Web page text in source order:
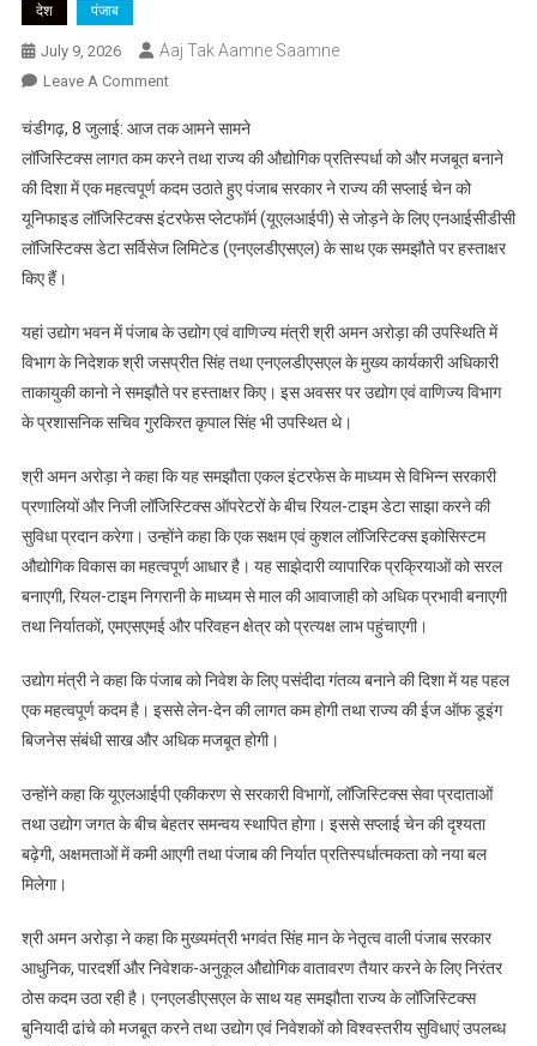
देश पंजाब
July 9, 2026 Aaj Tak Aamne Saamne
Leave A CommentOn
डिजिटलीकरण
और
औद्योगिक
प्रतिस्पर्धा
को
के
लिए
पंजाब
ने
एनएलडीएसएल
के
साथ
किया
चंडीगढ़, 8 जुलाई: आज तक आमने सामने
लॉजिस्टिक्स लागत कम करने तथा राज्य की औद्योगिक प्रतिस्पर्धा को और मजबूत बनाने
की दिशा में एक महत्वपूर्ण कदम उठाते हुए पंजाब सरकार ने राज्य की सप्लाई चेन को
यूनिफाइड लॉजिस्टिक्स इंटरफेस प्लेटफॉर्म (यूएलआईपी) से जोड़ने के लिए एनआईसीडीसी
लॉजिस्टिक्स डेटा सर्विसेज लिमिटेड (एनएलडीएसएल) के साथ एक समझौते पर हस्ताक्षर
किए हैं।
यहां उद्योग भवन में पंजाब के उद्योग एवं वाणिज्य मंत्री श्री अमन अरोड़ा की उपस्थिति में
विभाग के निदेशक श्री जसप्रीत सिंह तथा एनएलडीएसएल के मुख्य कार्यकारी अधिकारी
ताकायुकी कानो ने समझौते पर हस्ताक्षर किए। इस अवसर पर उद्योग एवं वाणिज्य विभाग
के प्रशासनिक सचिव गुरकिरत कृपाल सिंह भी उपस्थित थे।
श्री अमन अरोड़ा ने कहा कि यह समझौता एकल इंटरफेस के माध्यम से विभिन्न सरकारी
प्रणालियों और निजी लॉजिस्टिक्स ऑपरेटरों के बीच रियल-टाइम डेटा साझा करने की
सुविधा प्रदान करेगा। उन्होंने कहा कि एक सक्षम एवं कुशल लॉजिस्टिक्स इकोसिस्टम
औद्योगिक विकास का महत्वपूर्ण आधार है। यह साझेदारी व्यापारिक प्रक्रियाओं को सरल
बनाएगी, रियल-टाइम निगरानी के माध्यम से माल की आवाजाही को अधिक प्रभावी बनाएगी
तथा निर्यातकों, एमएसएमई और परिवहन क्षेत्र को प्रत्यक्ष लाभ पहुंचाएगी।
उद्योग मंत्री ने कहा कि पंजाब को निवेश के लिए पसंदीदा गंतव्य बनाने की दिशा में यह पहल
एक महत्वपूर्ण कदम है। इससे लेन-देन की लागत कम होगी तथा राज्य की ईज ऑफ डूइंग
बिजनेस संबंधी साख और अधिक मजबूत होगी।
उन्होंने कहा कि यूएलआईपी एकीकरण से सरकारी विभागों, लॉजिस्टिक्स सेवा प्रदाताओं
तथा उद्योग जगत के बीच बेहतर समन्वय स्थापित होगा। इससे सप्लाई चेन की दृश्यता
बढ़ेगी, अक्षमताओं में कमी आएगी तथा पंजाब की निर्यात प्रतिस्पर्धात्मकता को नया बल
मिलेगा।
श्री अमन अरोड़ा ने कहा कि मुख्यमंत्री भगवंत सिंह मान के नेतृत्व वाली पंजाब सरकार
आधुनिक, पारदर्शी और निवेशक-अनुकूल औद्योगिक वातावरण तैयार करने के लिए निरंतर
ठोस कदम उठा रही है। एनएलडीएसएल के साथ यह समझौता राज्य के लॉजिस्टिक्स
बुनियादी ढांचे को मजबूत करने तथा उद्योग एवं निवेशकों को विश्वस्तरीय सुविधाएं उपलब्ध